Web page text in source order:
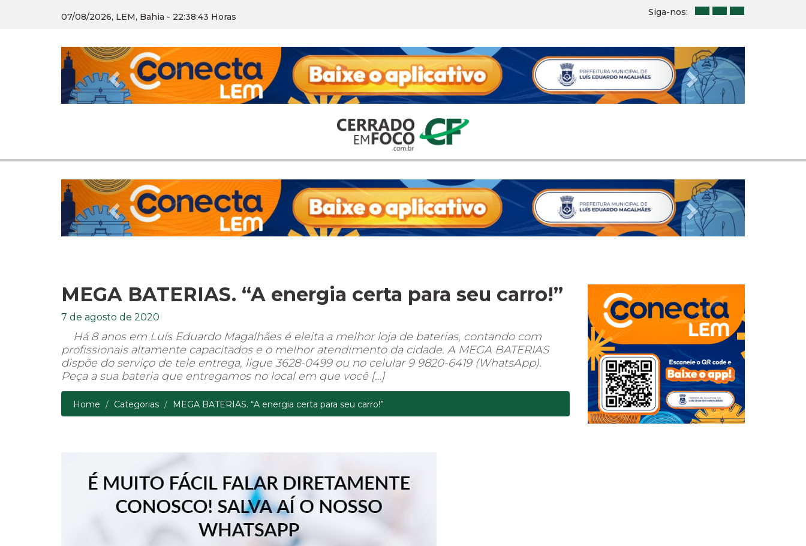
07/08/2026, LEM, Bahia - 22:38:45 Horas Siga-nos:
Previous Next
Previous Next
MEGA BATERIAS. “A energia certa para seu carro!”
7 de agosto de 2020
Há 8 anos em Luís Eduardo Magalhães é eleita a melhor loja de baterias, contando com
profissionais altamente capacitados e o melhor atendimento da cidade. A MEGA BATERIAS
dispõe do serviço de tele entrega, ligue 3628-0499 ou no celular 9 9820-6419 (WhatsApp).